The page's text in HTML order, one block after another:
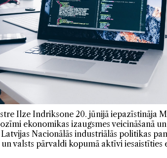
Ilze Indriksone 20. jūnijā iepazīstināja
ekonomikas izaugsmes veicināšanā
Nacionālās industriālās politikas
valsts pārvaldi kopumā aktīvi